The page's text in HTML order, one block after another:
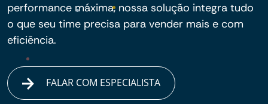
performance máxima, nossa solução integra tudo
o que seu time precisa para vender mais e com
eficiência.
FALAR COM ESPECIALISTA